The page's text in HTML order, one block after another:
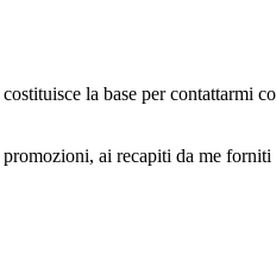
la base per contattarmi
ai recapiti da me forniti